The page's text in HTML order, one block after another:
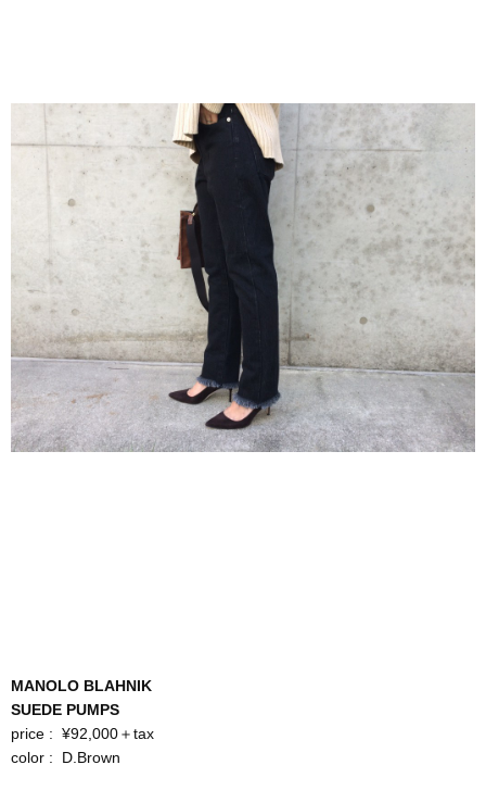
MANOLO BLAHNIK
SUEDE PUMPS
price : ¥92,000＋tax
color : D.Brown